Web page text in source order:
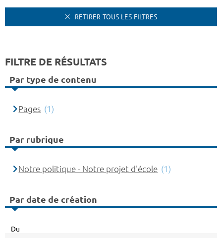
RETIRER TOUS LES FILTRES
FILTRE DE RÉSULTATS
Par type de contenu
Pages (1)
Par rubrique
Notre politique - Notre projet d'école (1)
Par date de création
Du